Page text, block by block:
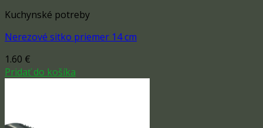
Kuchynské potreby
Nerezové sitko priemer 14 cm
1.60 €
Pridať do košíka